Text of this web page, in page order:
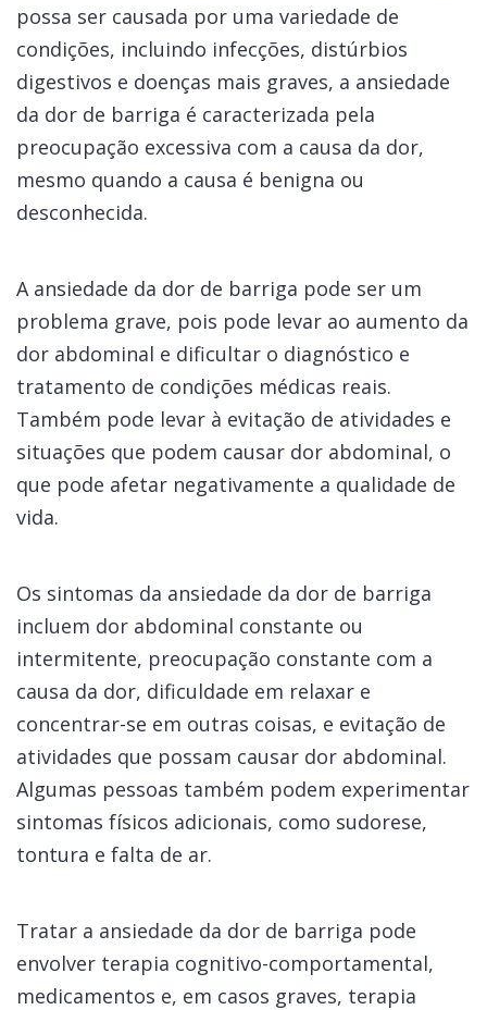
possa ser causada por uma variedade de
condições, incluindo infecções, distúrbios
digestivos e doenças mais graves, a ansiedade
da dor de barriga é caracterizada pela
preocupação excessiva com a causa da dor,
mesmo quando a causa é benigna ou
desconhecida.
A ansiedade da dor de barriga pode ser um
problema grave, pois pode levar ao aumento da
dor abdominal e dificultar o diagnóstico e
tratamento de condições médicas reais.
Também pode levar à evitação de atividades e
situações que podem causar dor abdominal, o
que pode afetar negativamente a qualidade de
vida.
Os sintomas da ansiedade da dor de barriga
incluem dor abdominal constante ou
intermitente, preocupação constante com a
causa da dor, dificuldade em relaxar e
concentrar-se em outras coisas, e evitação de
atividades que possam causar dor abdominal.
Algumas pessoas também podem experimentar
sintomas físicos adicionais, como sudorese,
tontura e falta de ar.
Tratar a ansiedade da dor de barriga pode
envolver terapia cognitivo-comportamental,
medicamentos e, em casos graves, terapia